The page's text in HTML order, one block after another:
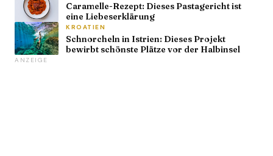
Caramelle-Rezept: Dieses Pastagericht ist
eine Liebeserklärung
KROATIEN
Schnorcheln in Istrien: Dieses Projekt
bewirbt schönste Plätze vor der Halbinsel
ANZEIGE